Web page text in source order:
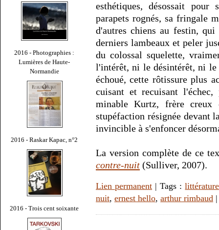
2016 - Photographies :
Lumières de Haute-
Normandie
2016 - Raskar Kapac, n°2
2016 - Trois cent soixante
esthétiques, désossait
parapets rognés, sa fringale
d'autres chiens au festin,
derniers lambeaux et peler
du colossal squelette,
l'intérêt, ni le désintérêt, ni le
échoué, cette rôtissure plus
cuisant et recuisant
minable Kurtz, frère creux
stupéfaction résignée devant
invincible à s'enfoncer
La version complète de ce
contre-nuit (Sulliver, 2007).
Lien permanent | Tags :littérature
nuit, ernest hello, arthur rimbaud